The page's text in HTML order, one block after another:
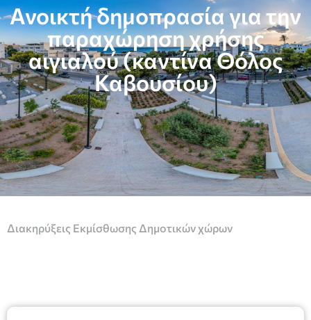
Ανοικτή δημοπρασία για την
παραχώρηση χρήσης
αιγιαλού (καντίνα Θόλος
Καβουσίου)
Διακηρύξεις Εκμίσθωσης Δημοτικών χώρων